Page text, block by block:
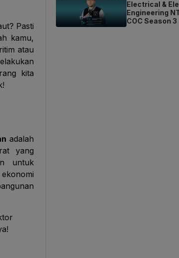
Pasti
kamu,
atau
kita
adalah
yang
untuk
Electrical &
Engineering
COC Season 3